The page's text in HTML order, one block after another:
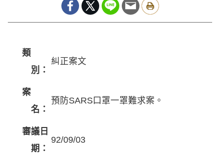
類
別：
糾正案文
案
名：
預防SARS口罩一罩難求案。
審議日
期：
92/09/03